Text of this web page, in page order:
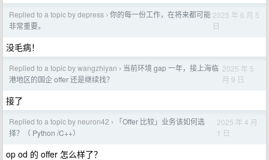
Replied to a topic by depress › 你的每一份工作，在将来都可能
非常重要。
2025 年 6 月 5
日
没毛病！
Replied to a topic by wangzhiyan › 当前环境 gap 一年，接上海临
港地区的国企 offer 还是继续找？
2025 年 5
月 9 日
接了
Replied to a topic by neuron42 ›
「Offer 比较」业务该如何选
择？（ Python /C++）
2025 年 4 月
1 日
op od 的 offer 怎么样了？